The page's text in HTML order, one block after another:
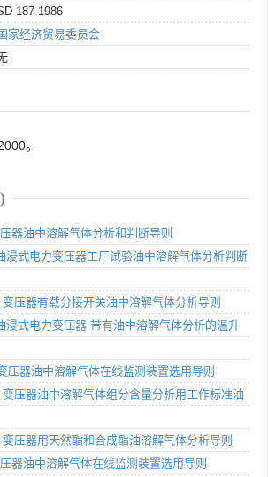
187-1986
家经济贸易委员会
。
器油中溶解气体分析和判断导则
浸式电力变压器工厂试验油中溶解气体分析判断
压器有载分接开关油中溶解气体分析导则
式电力变压器 带有油中溶解气体分析的温升
器油中溶解气体在线监测装置选用导则
压器油中溶解气体组分含量分析用工作标准油
压器用天然酯和合成酯油溶解气体分析导则
器油中溶解气体在线监测装置选用导则